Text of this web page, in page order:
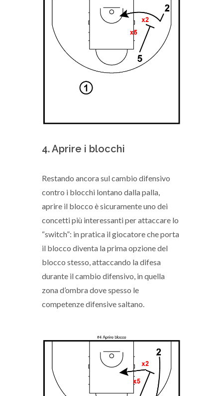
4. Aprire i blocchi
Restando ancora sul cambio difensivo
contro i blocchi lontano dalla palla,
aprire il blocco è sicuramente uno dei
concetti più interessanti per attaccare lo
“switch”: in pratica il giocatore che porta
il blocco diventa la prima opzione del
blocco stesso, attaccando la difesa
durante il cambio difensivo, in quella
zona d’ombra dove spesso le
competenze difensive saltano.